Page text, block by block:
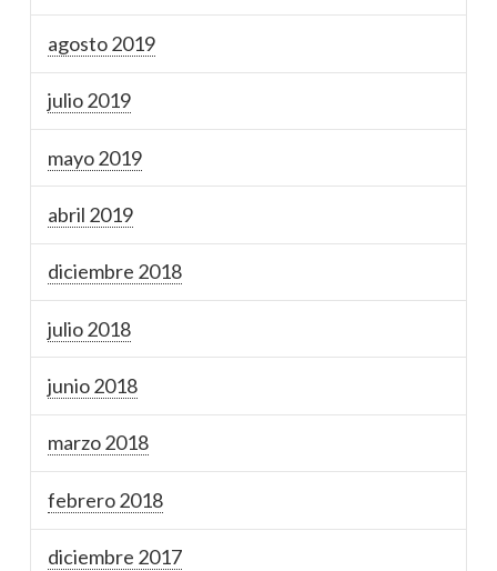
agosto 2019
julio 2019
mayo 2019
abril 2019
diciembre 2018
julio 2018
junio 2018
marzo 2018
febrero 2018
diciembre 2017